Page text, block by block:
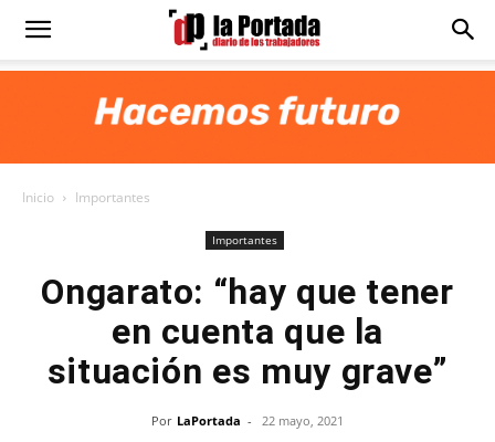
Diario
Inicio Importantes
Importantes
Ongarato: “hay que tener
en cuenta que la
situación es muy grave”
Por LaPortada - 22 mayo, 2021